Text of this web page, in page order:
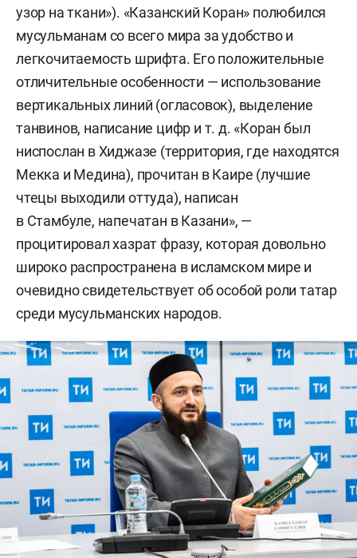
узор на ткани»). «Казанский Коран» полюбился
мусульманам со всего мира за удобство и
легкочитаемость шрифта. Его положительные
отличительные особенности — использование
вертикальных линий (огласовок), выделение
танвинов, написание цифр и т. д. «Коран был
ниспослан в Хиджазе (территория, где находятся
Мекка и Медина), прочитан в Каире (лучшие
чтецы выходили оттуда), написан
в Стамбуле, напечатан в Казани», —
процитировал хазрат фразу, которая довольно
широко распространена в исламском мире и
очевидно свидетельствует об особой роли татар
среди мусульманских народов.